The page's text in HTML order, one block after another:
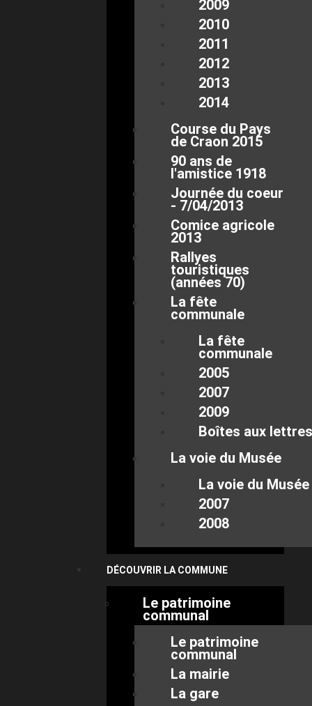
2009
2010
2011
2012
2013
2014
Course du Pays
de Craon 2015
90 ans de
l'amistice 1918
Journée du coeur
- 7/04/2013
Comice agricole
2013
Rallyes
touristiques
(années 70)
La fête
communale
La fête
communale
2005
2007
2009
Boîtes aux lettres
La voie du Musée
La voie du Musée
2007
2008
DÉCOUVRIR LA COMMUNE
Le patrimoine
communal
Le patrimoine
communal
La mairie
La gare